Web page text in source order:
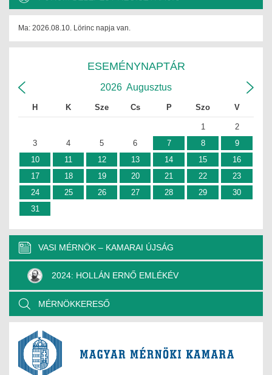
Ma: 2026.08.10. Lörinc napja van.
ESEMÉNYNAPTÁR
2026 Augusztus
H K Sze Cs P Szo V
1
2
3
4 5 6 7 8
9
10
11 12 13 14 15
16
17
18 19 20 21 22
23
24
25 26 27 28 29
30
31
VASI MÉRNÖK – KAMARAI ÚJSÁG
2024: HOLLÁN ERNŐ EMLÉKÉV
MÉRNÖKKERESŐ